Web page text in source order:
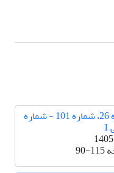
دوره 26، شماره 101 - شماره
90-115